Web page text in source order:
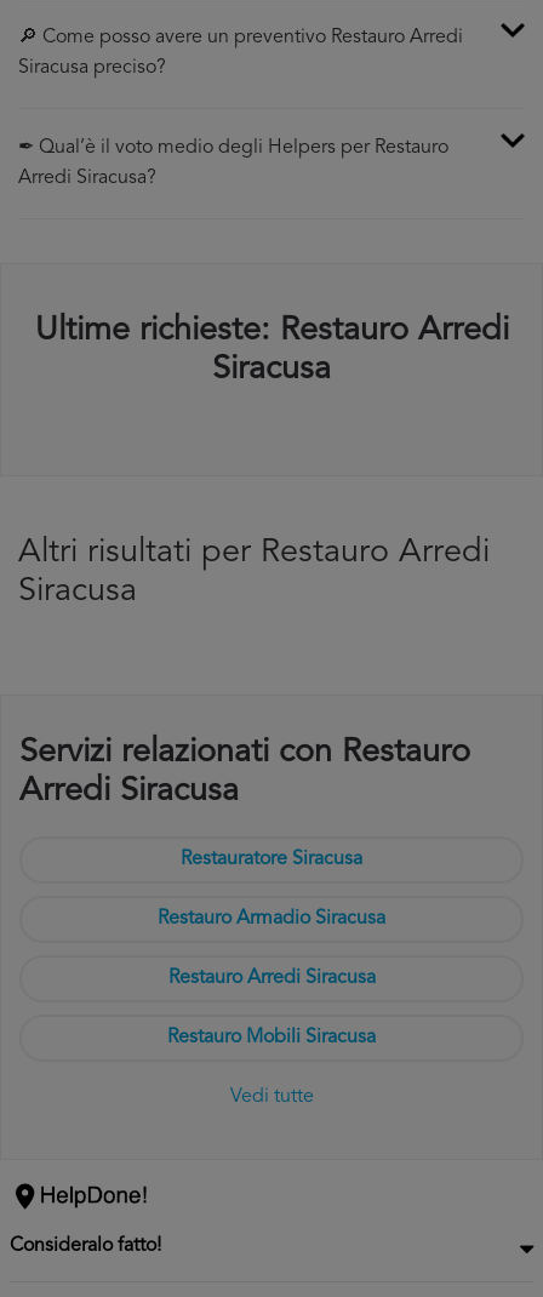
🔎 Come posso avere un preventivo Restauro Arredi
Siracusa preciso?
✒ Qual’è il voto medio degli Helpers per Restauro
Arredi Siracusa?
Ultime richieste: Restauro Arredi
Siracusa
Altri risultati per Restauro Arredi
Siracusa
Servizi relazionati con Restauro
Arredi Siracusa
Restauratore Siracusa
Restauro Armadio Siracusa
Restauro Arredi Siracusa
Restauro Mobili Siracusa
Vedi tutte
Consideralo fatto!